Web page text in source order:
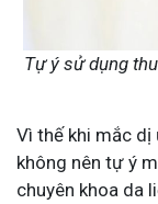
Tự ý sử dụng
Vì thế khi mắc dị
không nên tự ý
chuyên khoa da